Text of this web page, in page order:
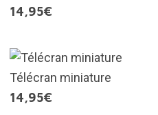
14,95€
Télécran miniature
14,95€